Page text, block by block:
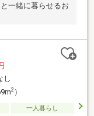
一緒に暮らせるお
し
2）
一人暮らし